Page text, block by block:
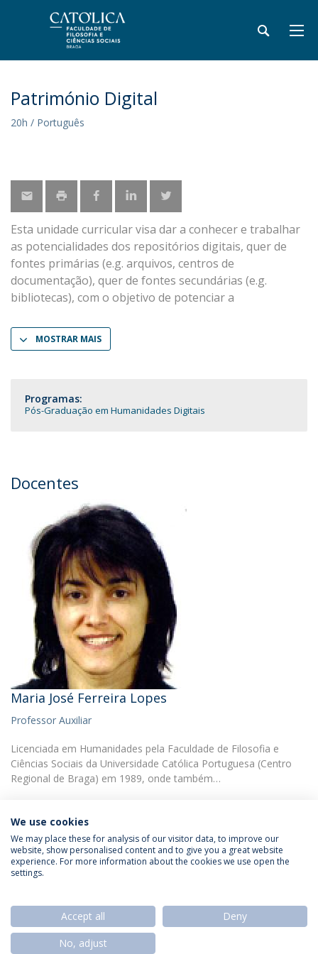
Património Digital
20h / Português
Esta unidade curricular visa dar a conhecer e trabalhar
as potencialidades dos repositórios digitais, quer de
fontes primárias (e.g. arquivos, centros de
documentação), quer de fontes secundárias (e.g.
bibliotecas), com o objetivo de potenciar a
MOSTRAR MAIS
Programas:
Pós-Graduação em Humanidades Digitais
Docentes
Maria José Ferreira Lopes
Professor Auxiliar
Licenciada em Humanidades pela Faculdade de Filosofia e
Ciências Sociais da Universidade Católica Portuguesa (Centro
Regional de Braga) em 1989, onde também…
Política de Privacidade
Termos & Condições
We use cookies
We may place these for analysis of our visitor data, to improve our
website, show personalised content and to give you a great website
experience. For more information about the cookies we use open the
settings.
Accept all
Deny
No, adjust